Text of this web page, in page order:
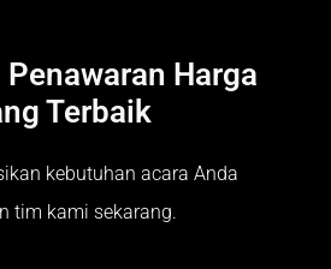
Harga
Terbaik
kebutuhan acara Anda
tim kami sekarang.